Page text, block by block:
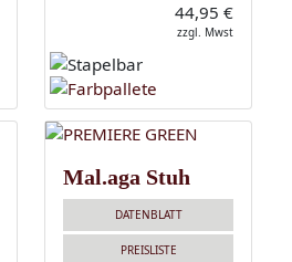
44,95 €
zzgl. Mwst
Mal.aga Stuh
DATENBLATT
PREISLISTE